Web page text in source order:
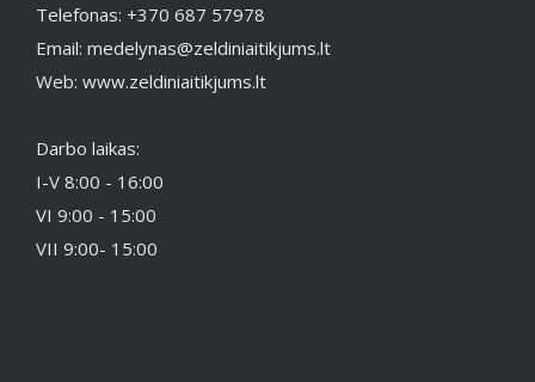
Telefonas: +370 687 57978
Email: medelynas@zeldiniaitikjums.lt
Web: www.zeldiniaitikjums.lt
Darbo laikas:
I-V 8:00 - 16:00
VI 9:00 - 15:00
VII 9:00- 15:00